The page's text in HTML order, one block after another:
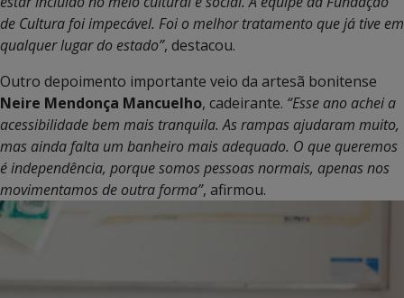
de Cultura foi impecável. Foi o melhor tratamento que já tive em
qualquer lugar do estado”, destacou.
Outro depoimento importante veio da artesã bonitense
Neire Mendonça Mancuelho, cadeirante. “Esse ano achei a
acessibilidade bem mais tranquila. As rampas ajudaram muito,
mas ainda falta um banheiro mais adequado. O que queremos
é independência, porque somos pessoas normais, apenas nos
movimentamos de outra forma”, afirmou.